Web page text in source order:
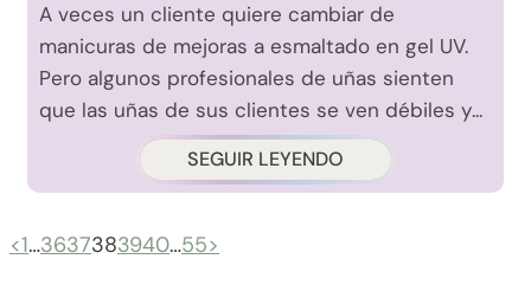
A veces un cliente quiere cambiar de
manicuras de mejoras a esmaltado en gel UV.
Pero algunos profesionales de uñas sienten
que las uñas de sus clientes se ven débiles y...
SEGUIR LEYENDO
<1…3637383940…55>